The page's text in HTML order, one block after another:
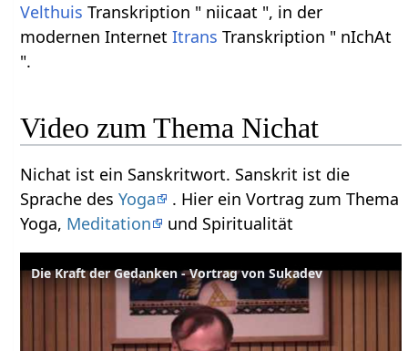
Velthuis Transkription " niicaat ", in der
modernen InternetItrans Transkription " nIchAt
".
Video zum Thema Nichat
Nichat ist ein Sanskritwort. Sanskrit ist die
Sprache desYoga
. Hier ein Vortrag zum Thema
Yoga, Meditation und Spiritualität
Die Kraft der Gedanken - Vortrag von Sukadev